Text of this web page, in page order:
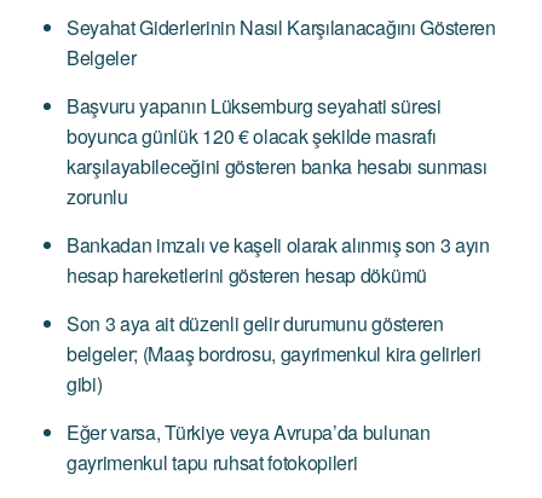
Seyahat Giderlerinin Nasıl Karşılanacağını Gösteren
Belgeler
Başvuru yapanın Lüksemburg seyahati süresi
boyunca günlük 120 € olacak şekilde masrafı
karşılayabileceğini gösteren banka hesabı sunması
zorunlu
Bankadan imzalı ve kaşeli olarak alınmış son 3 ayın
hesap hareketlerini gösteren hesap dökümü
Son 3 aya ait düzenli gelir durumunu gösteren
belgeler; (Maaş bordrosu, gayrimenkul kira gelirleri
gibi)
Eğer varsa, Türkiye veya Avrupa’da bulunan
gayrimenkul tapu ruhsat fotokopileri